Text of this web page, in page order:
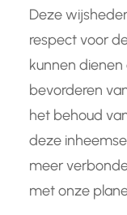
Deze
respect voor
kunnen dienen
bevorderen
het behoud
deze
meer
met onze